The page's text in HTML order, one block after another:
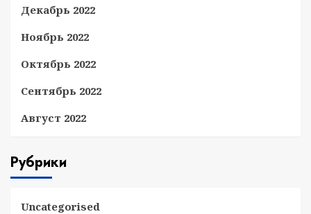
Декабрь 2022
Ноябрь 2022
Октябрь 2022
Сентябрь 2022
Август 2022
Рубрики
Uncategorised